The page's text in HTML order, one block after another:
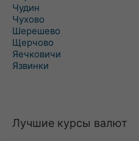
Чудин
Чухово
Шерешево
Щерчово
Яечковичи
Язвинки
Лучшие курсы валют